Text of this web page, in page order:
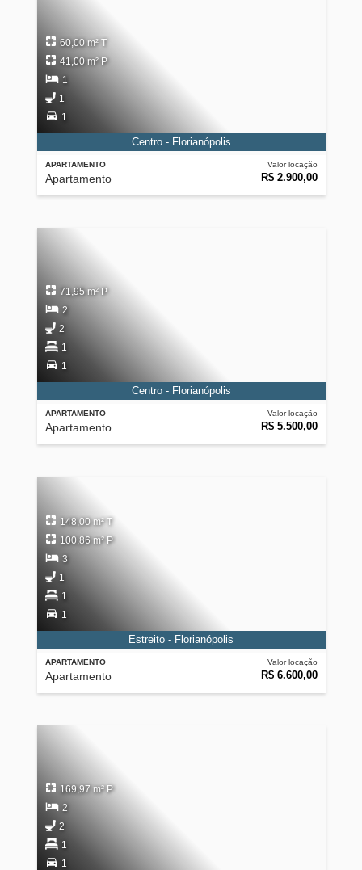
APARTAMENTO
Apartamento
Valor locação
R$ 2.900,00
60,00 m² T
41,00 m² P
1
1
1
Centro - Florianópolis
APARTAMENTO
Apartamento
Valor locação
R$ 5.500,00
71,95 m² P
2
2
1
1
Centro - Florianópolis
APARTAMENTO
Apartamento
Valor locação
R$ 6.600,00
148,00 m² T
100,86 m² P
3
1
1
1
Estreito - Florianópolis
169,97 m² P
2
2
1
1